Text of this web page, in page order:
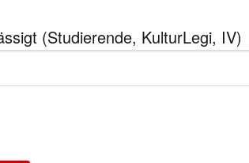
(Studierende, KulturLegi, IV)